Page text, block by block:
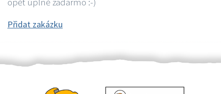
Přidat zakázku